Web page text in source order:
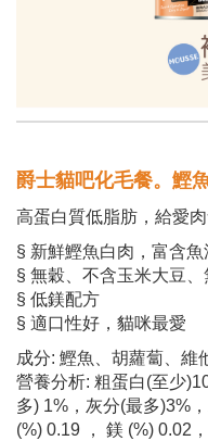
爵士貓吧化毛餐。鰹
高蛋白質低脂肪，給愛
§ 新鮮鰹魚白肉，富含
§ 無穀、不含玉米大豆
§ 低鎂配方
§ 適口性好，貓咪最愛
成分: 鰹魚、胡蘿蔔、維
營養分析: 粗蛋白(至少
多) 1%，灰分(最多)3%
(%) 0.19 ， 鎂 (%) 0.02